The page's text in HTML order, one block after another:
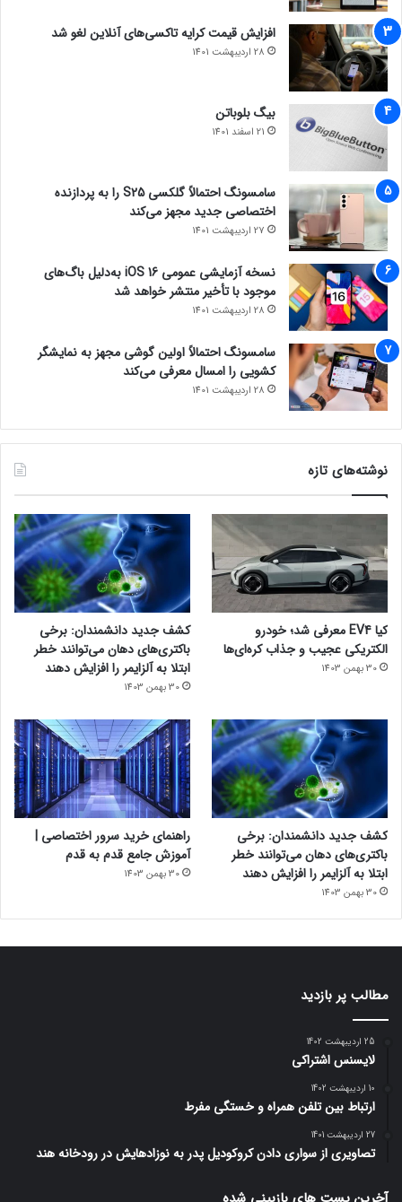
افزایش قیمت کرایه تاکسی‌های آنلاین لغو شد
28 اردیبهشت 1401
بیگ بلوباتن
21 اسفند 1401
سامسونگ احتمالاً گلکسی S25 را به پردازنده
اختصاصی جدید مجهز می‌کند
27 اردیبهشت 1401
نسخه آزمایشی عمومی iOS 16 به‌دلیل باگ‌های
موجود با تأخیر منتشر خواهد شد
28 اردیبهشت 1401
سامسونگ احتمالاً اولین گوشی مجهز به نمایشگر
کشویی را امسال معرفی می‌کند
28 اردیبهشت 1401
نوشته‌های تازه
کیا EV4 معرفی شد؛ خودرو
الکتریکی عجیب و جذاب کره‌ای‌ها
30 بهمن 1403
کشف جدید دانشمندان: برخی
باکتری‌های دهان می‌توانند خطر
ابتلا به آلزایمر را افزایش دهند
30 بهمن 1403
کشف جدید دانشمندان: برخی
باکتری‌های دهان می‌توانند خطر
ابتلا به آلزایمر را افزایش دهند
30 بهمن 1403
راهنمای خرید سرور اختصاصی |
آموزش جامع قدم به قدم
30 بهمن 1403
مطالب پر بازدید
25 اردیبهشت 1402
لایسنس اشتراکی
10 اردیبهشت 1402
ارتباط بین تلفن همراه و خستگی مفرط
27 اردیبهشت 1401
تصاویری از سواری دادن کروکودیل پدر به نوزادهایش در رودخانه هند